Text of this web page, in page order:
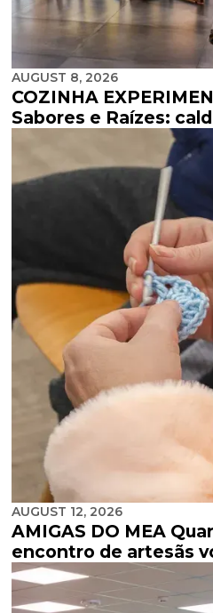
AUGUST 8, 2026
COZINHA
Sabores e Raízes:
AUGUST 12, 2026
AMIGAS DO MEA
encontro de artesãs